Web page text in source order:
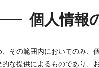
個人情報
その範囲内においてのみ、
な提供によるものであり、